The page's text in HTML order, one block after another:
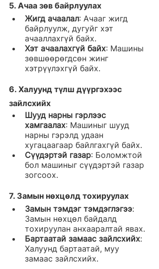
5. Ачаа зөв байрлуулах
Жигд ачаалал: Ачааг жигд
байрлуулж, дугуйг хэт
ачааллахгүй байх.
Хэт ачаалахгүй байх: Машины
зөвшөөрөгдсөн жинг
хэтрүүлэхгүй байх.
6. Халуунд түлш дүүргэхээс
зайлсхийх
Шууд нарны гэрлээс
хамгаалах: Машиныг шууд
нарны гэрэлд удаан
хугацаагаар байлгахгүй байх.
Сүүдэртэй газар: Боломжтой
бол машиныг сүүдэртэй газар
зогсоох.
7. Замын нөхцөлд тохируулах
Замын тэмдэг тэмдэглэгээ:
Замын нөхцөл байдалд
тохируулан анхааралтай явах.
Бартаатай замаас зайлсхийх:
Халуунд бартаатай, муу
замаас зайлсхийх.